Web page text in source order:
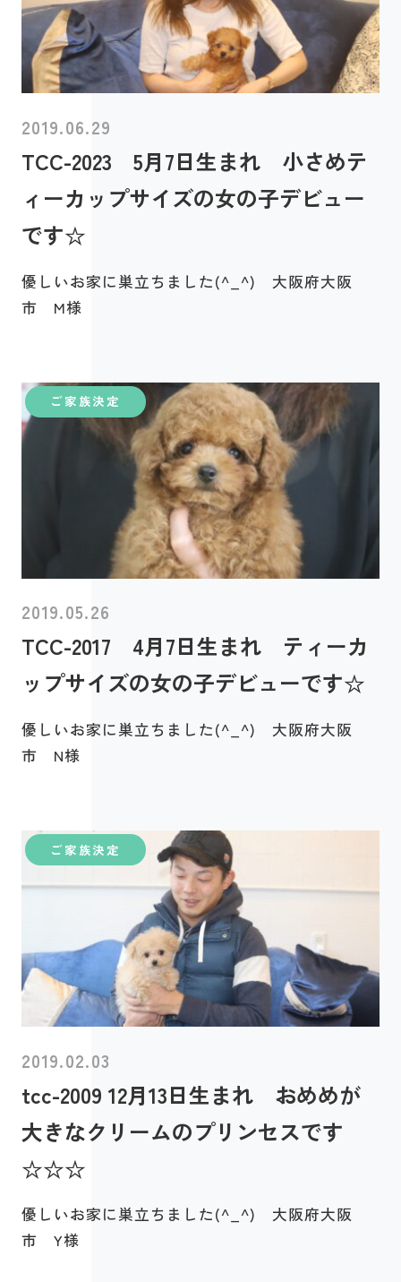
2019.06.29
TCC-2023 5月7日生まれ 小さめテ
ィーカップサイズの女の子デビュー
です☆
優しいお家に巣立ちました(^_^) 大阪府大阪
市 M様
ご家族決定
2019.05.26
TCC-2017 4月7日生まれ ティーカ
ップサイズの女の子デビューです☆
優しいお家に巣立ちました(^_^) 大阪府大阪
市 N様
ご家族決定
2019.02.03
tcc-2009 12月13日生まれ おめめが
大きなクリームのプリンセスです
☆☆☆
優しいお家に巣立ちました(^_^) 大阪府大阪
市 Y様